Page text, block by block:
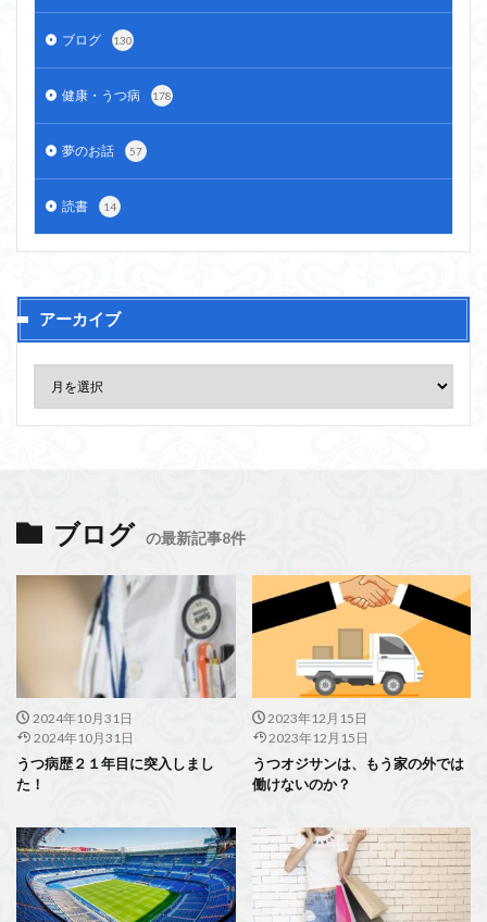
ブログ 130
健康・うつ病 178
夢のお話 57
読書 14
アーカイブ
ブログ の最新記事8件
2024年10月31日
2024年10月31日
うつ病歴２１年目に突入しまし
た！
2023年12月15日
2023年12月15日
うつオジサンは、もう家の外では
働けないのか？